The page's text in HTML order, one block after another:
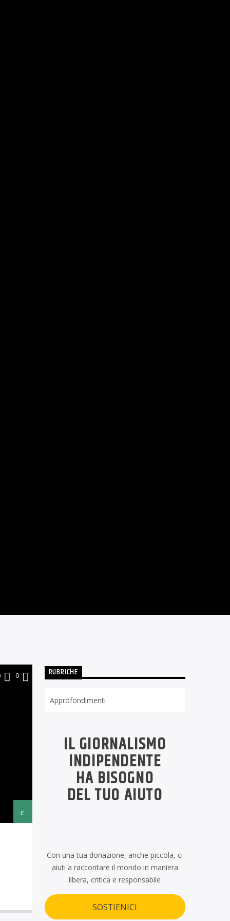
0 RUBRICHE
IL GIORNALISMO
INDIPENDENTE
HA BISOGNO
DEL TUO AIUTO
Con una tua donazione, anche piccola, ci
aiuti a raccontare il mondo in maniera
libera, critica e responsabile
SOSTIENICI